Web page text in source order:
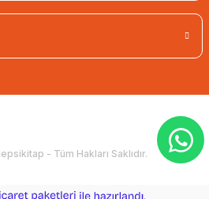
- Tüm Hakları Saklıdır.
e-